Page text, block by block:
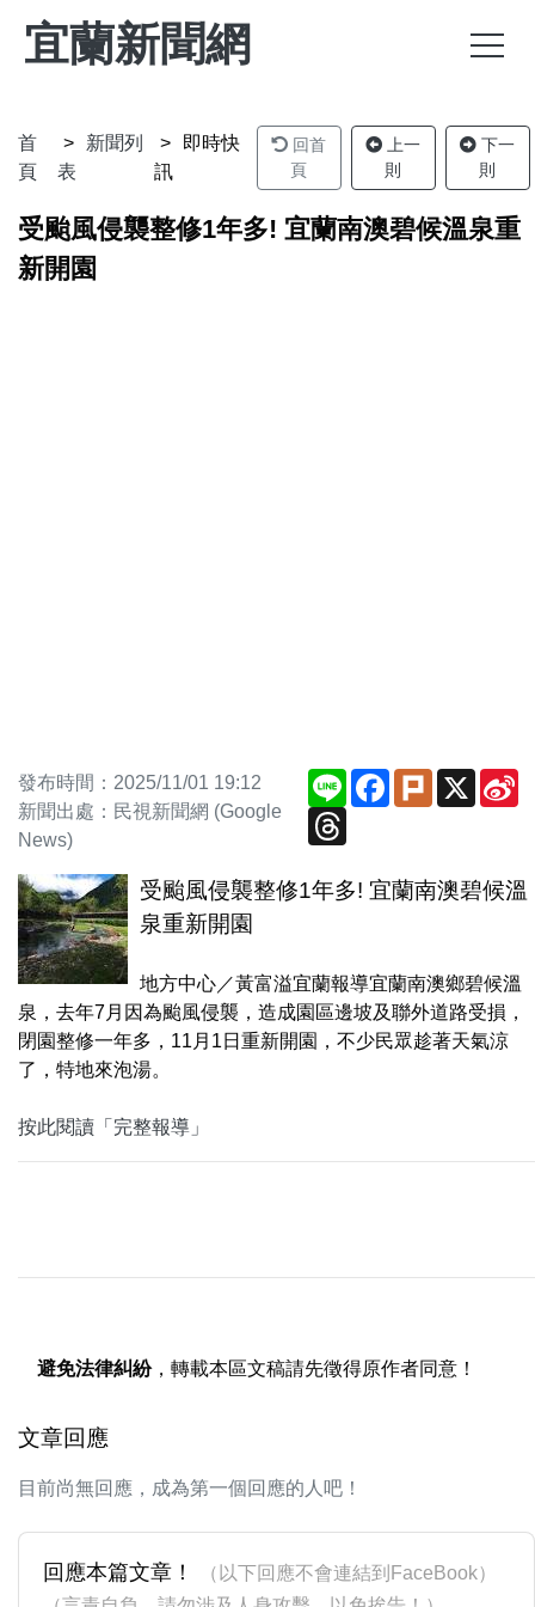
宜蘭新聞網
首
頁
新聞列
表
即時快
訊
回首
頁
上一
則
下一
則
受颱風侵襲整修1年多! 宜蘭南澳碧候溫泉重
新開園
發布時間：2025/11/01 19:12
新聞出處：民視新聞網 (Google
News)
Line Facebook
PlurkX
Threads
受颱風侵襲整修1年多! 宜蘭南澳碧候溫
泉重新開園
地方中心／黃富溢宜蘭報導宜蘭南澳鄉碧候溫
泉，去年7月因為颱風侵襲，造成園區邊坡及聯外道路受損，
閉園整修一年多，11月1日重新開園，不少民眾趁著天氣涼
了，特地來泡湯。
按此閱讀「完整報導」
避免法律糾紛，轉載本區文稿請先徵得原作者同意！
文章回應
目前尚無回應，成為第一個回應的人吧！
回應本篇文章！
（以下回應不會連結到FaceBook）